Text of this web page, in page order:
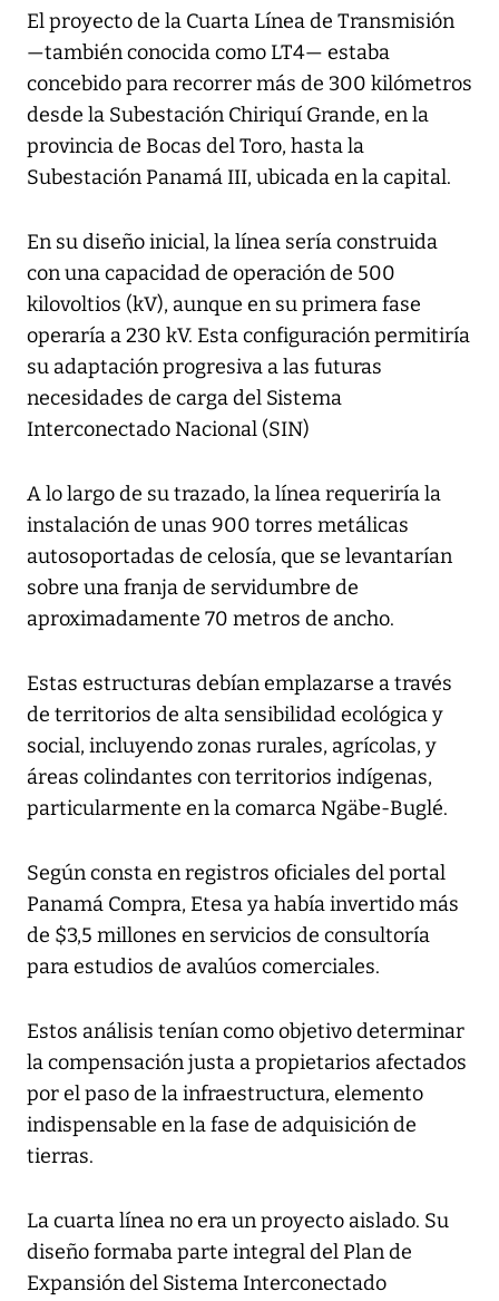
El proyecto de la Cuarta Línea de Transmisión
—también conocida como LT4— estaba
concebido para recorrer más de 300 kilómetros
desde la Subestación Chiriquí Grande, en la
provincia de Bocas del Toro, hasta la
Subestación Panamá III, ubicada en la capital.
En su diseño inicial, la línea sería construida
con una capacidad de operación de 500
kilovoltios (kV), aunque en su primera fase
operaría a 230 kV. Esta configuración permitiría
su adaptación progresiva a las futuras
necesidades de carga del Sistema
Interconectado Nacional (SIN)
A lo largo de su trazado, la línea requeriría la
instalación de unas 900 torres metálicas
autosoportadas de celosía, que se levantarían
sobre una franja de servidumbre de
aproximadamente 70 metros de ancho.
Estas estructuras debían emplazarse a través
de territorios de alta sensibilidad ecológica y
social, incluyendo zonas rurales, agrícolas, y
áreas colindantes con territorios indígenas,
particularmente en la comarca Ngäbe-Buglé.
Según consta en registros oficiales del portal
Panamá Compra, Etesa ya había invertido más
de $3,5 millones en servicios de consultoría
para estudios de avalúos comerciales.
Estos análisis tenían como objetivo determinar
la compensación justa a propietarios afectados
por el paso de la infraestructura, elemento
indispensable en la fase de adquisición de
tierras.
La cuarta línea no era un proyecto aislado. Su
diseño formaba parte integral del Plan de
Expansión del Sistema Interconectado